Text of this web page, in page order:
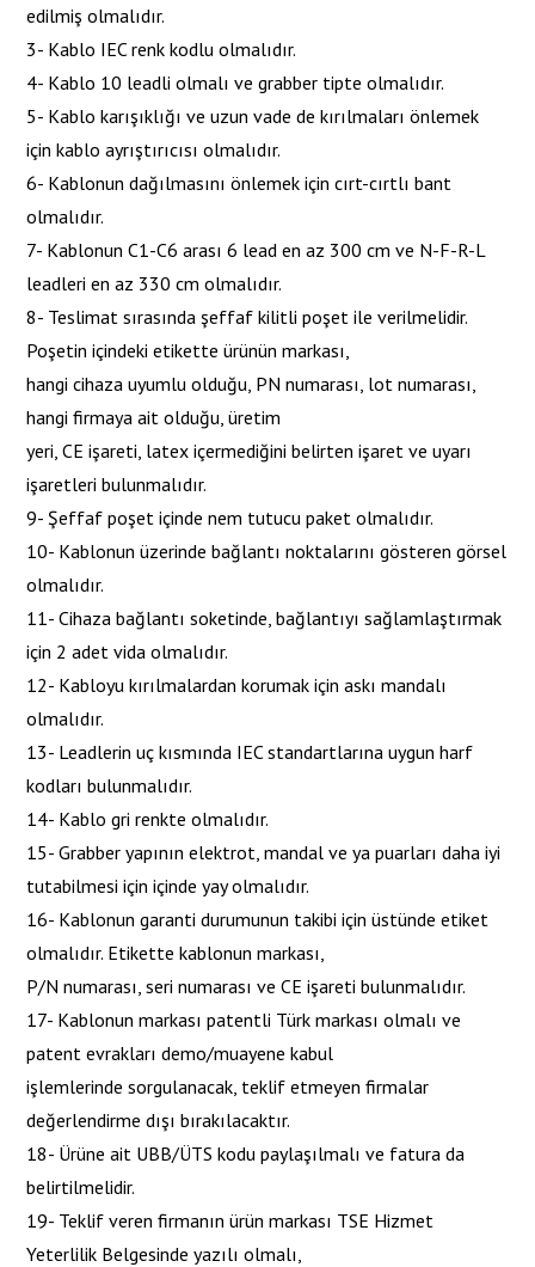
edilmiş olmalıdır.
3- Kablo IEC renk kodlu olmalıdır.
4- Kablo 10 leadli olmalı ve grabber tipte olmalıdır.
5- Kablo karışıklığı ve uzun vade de kırılmaları önlemek
için kablo ayrıştırıcısı olmalıdır.
6- Kablonun dağılmasını önlemek için cırt-cırtlı bant
olmalıdır.
7- Kablonun C1-C6 arası 6 lead en az 300 cm ve N-F-R-L
leadleri en az 330 cm olmalıdır.
8- Teslimat sırasında şeffaf kilitli poşet ile verilmelidir.
Poşetin içindeki etikette ürünün markası,
hangi cihaza uyumlu olduğu, PN numarası, lot numarası,
hangi firmaya ait olduğu, üretim
yeri, CE işareti, latex içermediğini belirten işaret ve uyarı
işaretleri bulunmalıdır.
9- Şeffaf poşet içinde nem tutucu paket olmalıdır.
10- Kablonun üzerinde bağlantı noktalarını gösteren görsel
olmalıdır.
11- Cihaza bağlantı soketinde, bağlantıyı sağlamlaştırmak
için 2 adet vida olmalıdır.
12- Kabloyu kırılmalardan korumak için askı mandalı
olmalıdır.
13- Leadlerin uç kısmında IEC standartlarına uygun harf
kodları bulunmalıdır.
14- Kablo gri renkte olmalıdır.
15- Grabber yapının elektrot, mandal ve ya puarları daha iyi
tutabilmesi için içinde yay olmalıdır.
16- Kablonun garanti durumunun takibi için üstünde etiket
olmalıdır. Etikette kablonun markası,
P/N numarası, seri numarası ve CE işareti bulunmalıdır.
17- Kablonun markası patentli Türk markası olmalı ve
patent evrakları demo/muayene kabul
işlemlerinde sorgulanacak, teklif etmeyen firmalar
değerlendirme dışı bırakılacaktır.
18- Ürüne ait UBB/ÜTS kodu paylaşılmalı ve fatura da
belirtilmelidir.
19- Teklif veren firmanın ürün markası TSE Hizmet
Yeterlilik Belgesinde yazılı olmalı,